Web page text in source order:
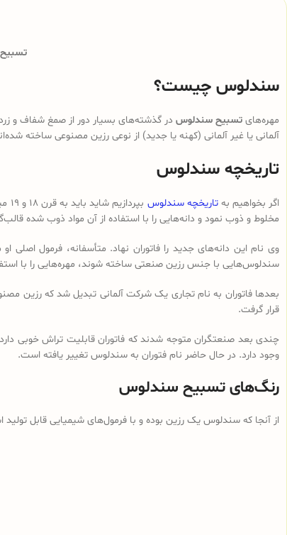
سندلوس چیست؟
مهره‌های تسبیح سندلوس در گذشته‌های بسیار دور از صمغ شفاف و
آلمانی یا غیر آلمانی (کهنه یا جدید) از نوعی رزین مصنوعی ساخته
تاریخچه سندلوس
اگر بخواهیم بهتاریخچه سندلوس
مخلوط و ذوب نمود و دانه‌هایی را با استفاده از آن مواد ذوب شده
وی نام این دانه‌های جدید را فاتوران نهاد. متأسفانه، فرمول
سندلوس‌هایی با جنس رزین صنعتی ساخته شوند، مهره‌هایی را با
بعدها فاتوران به نام تجاری یک شرکت آلمانی تبدیل شد که رزین
قرار گرفت.
چندی بعد صنعتگران متوجه شدند که فاتوران قابلیت تراش خوبی
وجود دارد. در حال حاضر نام فتوران به سندلوس تغییر یافته است.
رنگ‌های تسبیح سندلوس
از آنجا که سندلوس یک رزین بوده و با فرمول‌های شیمیایی قابل